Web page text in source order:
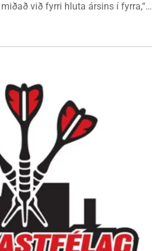
við fyrri hluta ársins í fyrra,“
en gestum safnsins á
komu 4.086 gestir á fyrri hluta